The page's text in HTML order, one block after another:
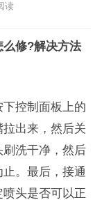
读
修?解决方法
控制面板上的
出来，然后关
洗干净，然后
。最后，接通
头是否可以正